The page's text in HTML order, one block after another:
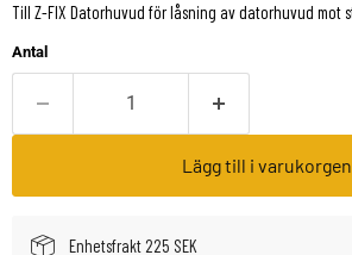
Till Z-FIX Datorhuvud för låsning av datorhuvud mot
Antal
Lägg till i varukorgen
Enhetsfrakt 225 SEK